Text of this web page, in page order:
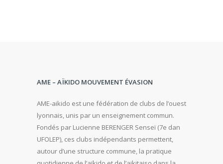
AME – AÏKIDO MOUVEMENT ÉVASION
AME-aikido est une fédération de clubs de l’ouest
lyonnais, unis par un enseignement commun.
Fondés par Lucienne BERENGER Senseï (7e dan
UFOLEP), ces clubs indépendants permettent,
autour d’une structure commune, la pratique